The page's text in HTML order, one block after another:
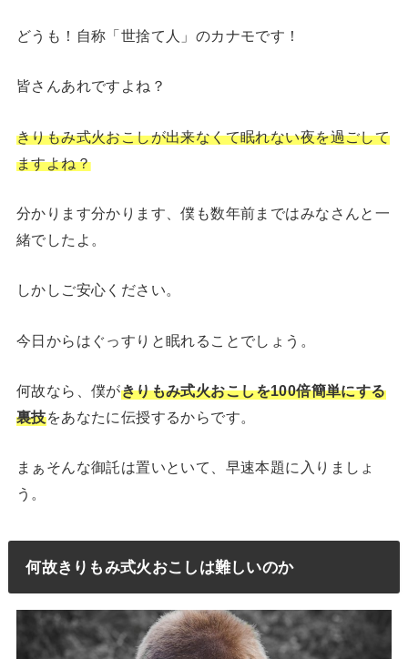
どうも！自称「世捨て人」のカナモです！
皆さんあれですよね？
きりもみ式火おこしが出来なくて眠れない夜を過ごして
ますよね？
分かります分かります、僕も数年前まではみなさんと一
緒でしたよ。
しかしご安心ください。
今日からはぐっすりと眠れることでしょう。
何故なら、僕がきりもみ式火おこしを100倍簡単にする
裏技をあなたに伝授するからです。
まぁそんな御託は置いといて、早速本題に入りましょ
う。
何故きりもみ式火おこしは難しいのか